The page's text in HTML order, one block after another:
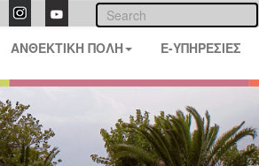
ΑΝΘΕΚΤΙΚΗ ΠΟΛΗ E-ΥΠΗΡΕΣΙΕΣ